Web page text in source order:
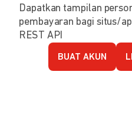
Dapatkan tampilan
pembayaran bagi situs/
REST API
BUAT AKUN